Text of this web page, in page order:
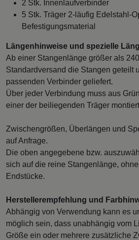
2 Stk. Innenlaufverbinder
5 Stk. Träger 2-läufig Edelstahl-
Befestigungsmaterial
Längenhinweise und spezielle
Ab einer Stangenlänge größer als
Standardversand die Stangen geteilt
passenden Verbinder geliefert.
Über jeder Verbindung muss aus
einer der beiliegenden Träger
Zwischengrößen, Überlängen und
auf Anfrage.
Die oben angegebene bzw.
sich auf die reine Stangenlänge,
Endstücke.
Herstellerempfehlung und
Abhängig von Verwendung kann es
möglich sein, dass unabhängig vom
Größe ein oder mehrere zusätzliche